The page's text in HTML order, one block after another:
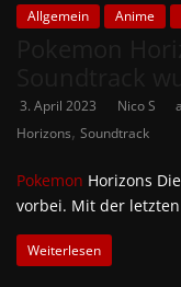
Allgemein Anime
3. April 2023 Nico S
Horizons, Soundtrack
Pokemon Horizons
vorbei. Mit der letzten
Weiterlesen